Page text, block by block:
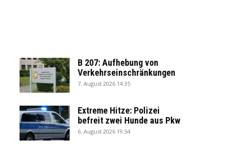
B 207: Aufhebung von
Verkehrseinschränkungen
7. August 2026 14:35
Extreme Hitze: Polizei
befreit zwei Hunde aus Pkw
6. August 2026 19:54